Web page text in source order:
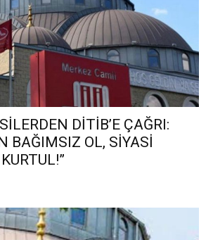
DİTİB’E ÇAĞRI:
BAĞIMSIZ OL, SİYASİ